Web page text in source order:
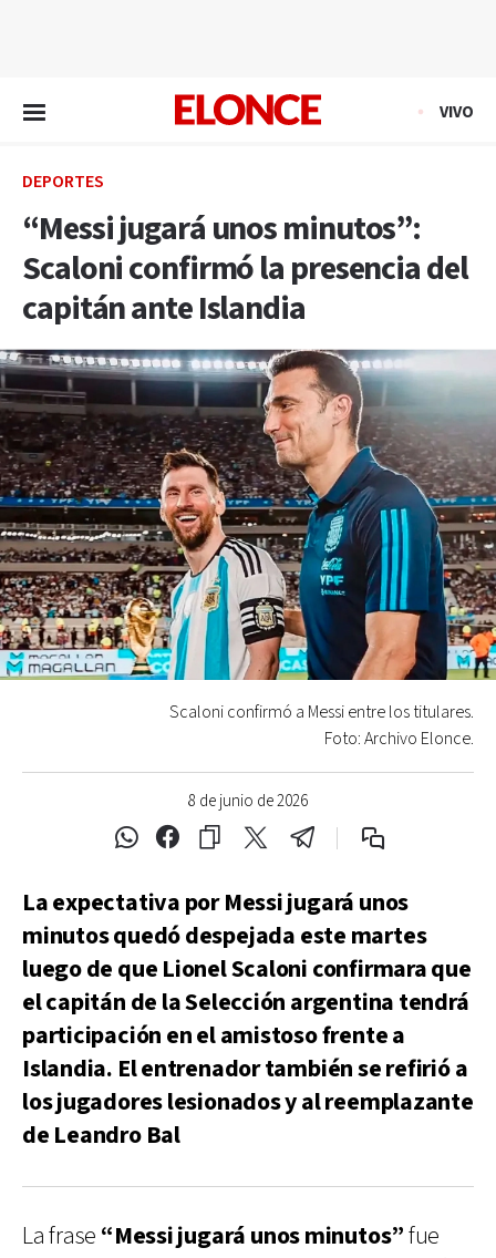
VIVO
DEPORTES
“Messi jugará unos minutos”:
Scaloni confirmó la presencia del
capitán ante Islandia
8 de junio de 2026
Scaloni confirmó a Messi entre los titulares.
Foto: Archivo Elonce.
La expectativa por Messi jugará unos
minutos quedó despejada este martes
luego de que Lionel Scaloni confirmara que
el capitán de la Selección argentina tendrá
participación en el amistoso frente a
Islandia. El entrenador también se refirió a
los jugadores lesionados y al reemplazante
de Leandro Bal
La frase “Messi jugará unos minutos”fue